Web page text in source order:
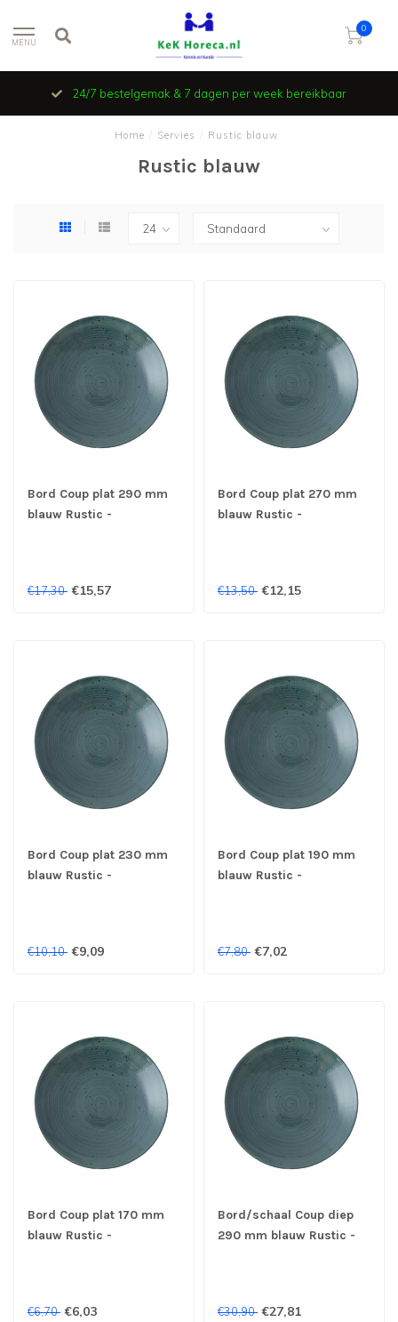
MENU
0
een e-mail en wij zoeken ‘t voor je !
Home Servies Rustic blauw
Rustic blauw
Bord Coup plat 290 mm
blauw Rustic -
€17,30 €15,57
Bord Coup plat 270 mm
blauw Rustic -
€13,50 €12,15
Bord Coup plat 230 mm
blauw Rustic -
€10,10 €9,09
Bord Coup plat 190 mm
blauw Rustic -
€7,80 €7,02
Bord Coup plat 170 mm
blauw Rustic -
€6,70 €6,03
Bord/schaal Coup diep
290 mm blauw Rustic -
€30,90 €27,81